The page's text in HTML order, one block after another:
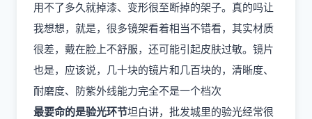
用不了多久就掉漆、变形很至断掉的架子。真的吗让
我想想，就是，很多镜架看着相当不错看，其实材质
很差，戴在脸上不舒服，还可能引起皮肤过敏。镜片
也是，应该说，几十块的镜片和几百块的，清晰度、
耐磨度、防紫外线能力完全不是一个档次
最要命的是验光环节坦白讲，批发城里的验光经常很